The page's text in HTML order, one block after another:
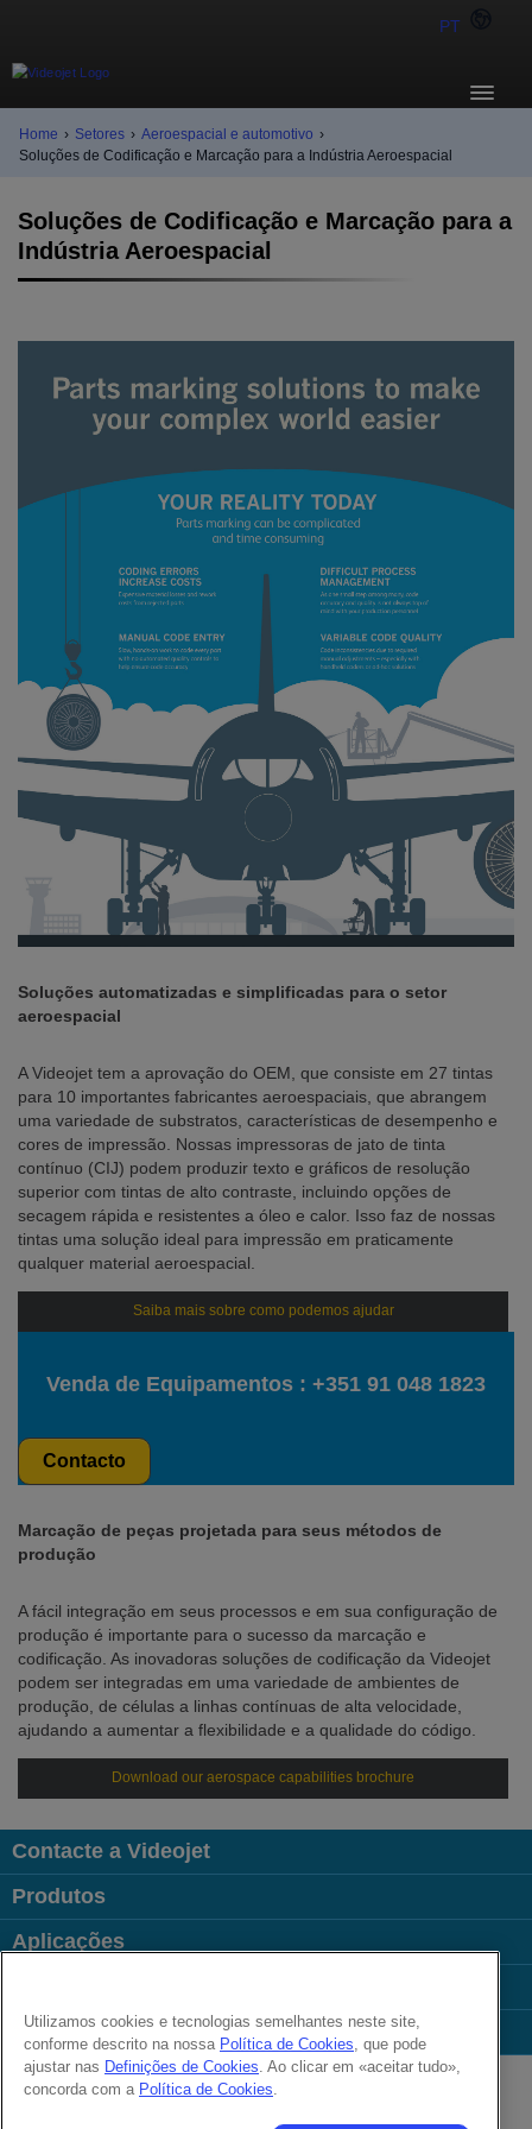
PT
Home › Setores › Aeroespacial e automotivo ›
Soluções de Codificação e Marcação para a Indústria Aeroespacial
Soluções de Codificação e Marcação para a
Indústria Aeroespacial
Soluções automatizadas e simplificadas para o setor
aeroespacial
A Videojet tem a aprovação do OEM, que consiste em 27 tintas
para 10 importantes fabricantes aeroespaciais, que abrangem
uma variedade de substratos, características de desempenho e
cores de impressão. Nossas impressoras de jato de tinta
contínuo (CIJ) podem produzir texto e gráficos de resolução
superior com tintas de alto contraste, incluindo opções de
secagem rápida e resistentes a óleo e calor. Isso faz de nossas
tintas uma solução ideal para impressão em praticamente
qualquer material aeroespacial.
Saiba mais sobre como podemos ajudar
Venda de Equipamentos : +351 91 048 1823
Contacto
Marcação de peças projetada para seus métodos de
produção
A fácil integração em seus processos e em sua configuração de
produção é importante para o sucesso da marcação e
codificação. As inovadoras soluções de codificação da Videojet
podem ser integradas em uma variedade de ambientes de
produção, de células a linhas contínuas de alta velocidade,
ajudando a aumentar a flexibilidade e a qualidade do código.
Download our aerospace capabilities brochure
Contacte a Videojet
Produtos
Aplicações
Links úteis
Follow us on:
Utilizamos cookies e tecnologias semelhantes neste site,
conforme descrito na nossa Política de Cookies, que pode
ajustar nas Definições de Cookies. Ao clicar em «aceitar tudo»,
concorda com a Política de Cookies.